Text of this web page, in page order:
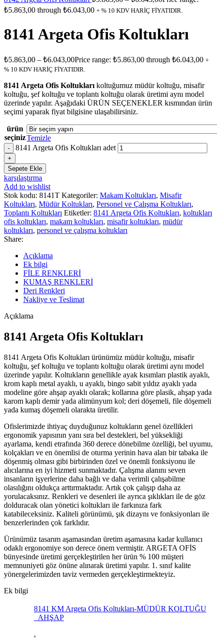
₺5.863,00 through ₺6.043,00 + % 10 KDV HARİÇ FİYATIDIR.
8141 Argeta Ofis Koltukları
₺5.863,00 – ₺6.043,00Price range: ₺5.863,00 through ₺6.043,00 +
% 10 KDV HARİÇ FİYATIDIR.
8141 Argeta Ofis Koltukları koltuğumuz müdür koltuğu, misafir
koltuğu, şef koltuğu ve toplantı koltuğu olarak üretimi aynı model
üzerinde yapılır. Aşağıdaki ÜRÜN SEÇENEKLER kısmından ürün
seçimi yaparak fiyat bilgisine ulaşabilirsiniz.
ürün
seçinizTemizle
8141 Argeta Ofis Koltukları adet
Sepete Ekle
karşılaştırma
Add to wishlist
Stok kodu: 8141T Kategoriler: Makam Koltukları, Misafir
Koltukları, Müdür Koltukları, Personel ve Çalışma Koltukları,
Toplantı Koltukları Etiketler: 8141 Argeta Ofis Koltukları, koltukları
ofis koltukları, makam koltukları, misafir koltukları, müdür
koltukları, personel ve çalışma koltukları
Share:
Açıklama
Ek bilgi
FİLE RENKLERİ
KUMAŞ RENKLERİ
Deri Renkleri
Nakliye ve Teslimat
Açıklama
8141 Argeta Ofis Koltukları
8141 Argeta Ofis Koltukları ürünümüz müdür koltuğu, misafir
koltuğu, şef koltuğu ve toplantı koltuğu olarak üretimi aynı model
üzerinde yapılır. Koltukların genellikle ayak kısımları plastik ayaklı,
krom kaplı metal ayaklı, u ayaklı, bingo sabit yıldız ayaklı yada
modeline göre ahşap ayaklı olarak; kollarına göre plasik, ahşap yada
karom kaplı demir yada alimünyum kol; deri döşemeli, file döşemeli
yada kumaş döşemeli olarakta üretilir.
Ofislerimizde ihtiyaç duyduğunuz koltukların genel özellikleri
ergonomik yapısının yanı sıra bel destekleri, bel yüksekliği
ayarlama, kendi etrafında 360 derece dönebilme özelliği, bel uyumu,
kolçakları ve en önemlisi de oturma yerinin hava alan bir tabaka ile
döşenmiş olması gibi birbirinden özel ve önemli fonksiyonu ile
alıcılarına en iyi hizmeti sunmaktadır. Çalışma alanını seven
insanların işyerlerine daha bağlı ve daha verimli çalışabilme
olasılığını oldukça arttırmaktadır. Artık çok çalışıp daha az
yorulacaksınız. Renkleri ve desenleri ile ayrıca şıklıkları ile de göz
dolduracak olan yönetici koltukları ile farkınıza fark
katabileceksiniz. Kaliteli görünümü, şık dizaynı ve fonksiyonları ile
benzerlerinden çok farklıdır.
Ürünümüz tasarım aşamasından üretim aşamasına kadar kullanıcı
odaklı ergonomiye son derece önem vermiştir. ARGETA OFİS
bünyesinde üretimi gerçekleştirilen her ürün % 100 müşteri
memnuniyeti göz önüne alınarak üretimi yapılır. 1. sınıf kalite
yönergelerimizden taviz vermeden gerçekleştirmekteyiz.
Ek bilgi
8141 KM Argeta Ofis Koltukları-MÜDÜR KOLTUĞU
_AHŞAP
,